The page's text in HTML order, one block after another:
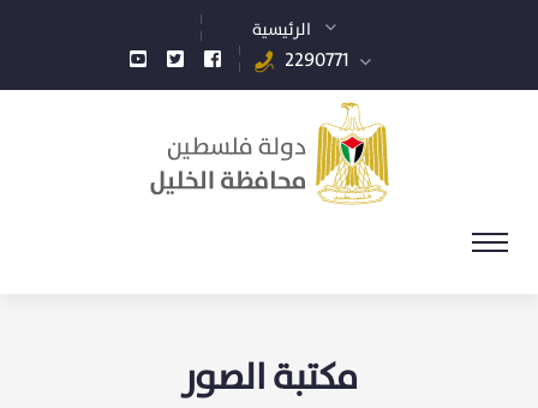
الرئيسية
2290771
مكتبة الصور